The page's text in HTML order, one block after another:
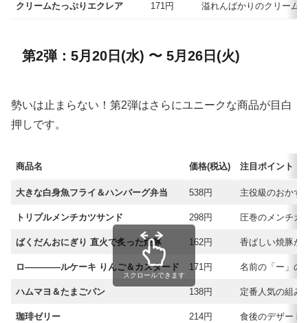
クリームたっぷりエクレア 171円 溢れんばかりのクリーム
第2弾：5月20日(水) 〜 5月26日(火)
勢いは止まらない！第2弾はさらにユニークな商品が目白
押しです。
商品名 価格(税込) 注目ポイント
大きな白身魚フライ＆ハンバーグ弁当 538円 主役級のおかず
トリプルメンチカツサンド 298円 圧巻のメンチカ
ばくだんおにぎり 直火で炙った焼豚 162円 香ばしい焼豚が
ロ――――ルケーキ りんご＆カスタード 171円 名前の「ー」の
ハムマヨ＆たまごパン 138円 定番人気の組み
珈琲ゼリー 214円 食後のデザート
スクロールできます